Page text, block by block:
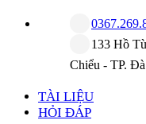
133 Hồ
Chiểu - TP.
TÀI LIỆU
HỎI ĐÁP